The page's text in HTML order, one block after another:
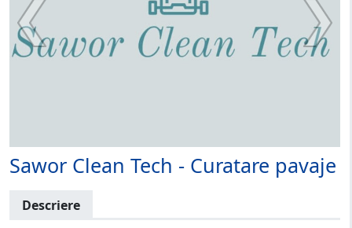
Sawor Clean Tech - Curatare pavaje
Descriere